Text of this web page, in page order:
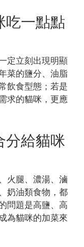
吃一點點
定立刻出現明顯
菜的鹽分、油脂
飲食型態；若是
求的貓咪，更應
分給貓咪
火腿、濃湯、滷
奶油類食物，都
問題是高鹽、高
為貓咪的加菜來